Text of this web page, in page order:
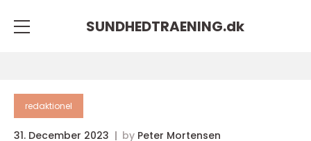
SUNDHEDTRAENING.dk
redaktionel
31. December 2023 by Peter Mortensen